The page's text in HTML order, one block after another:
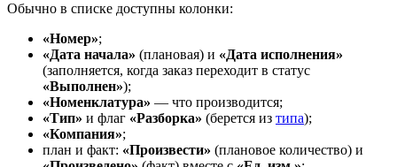
Обычно в списке доступны колонки:
«Номер»;
«Дата начала» (плановая) и «Дата исполнения»
(заполняется, когда заказ переходит в статус
«Выполнен»);
«Номенклатура» — что производится;
«Тип» и флаг «Разборка» (берется из типа);
«Компания»;
план и факт: «Произвести» (плановое количество) и